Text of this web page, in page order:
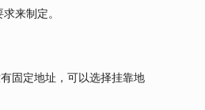
来制定。
固定地址，可以选择挂靠地